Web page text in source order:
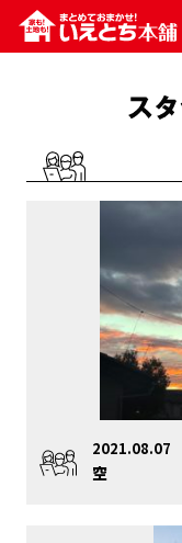
2021.08.07
空